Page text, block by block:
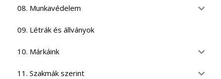
08. Munkavédelem
09. Létrák és állványok
10. Márkáink
11. Szakmák szerint